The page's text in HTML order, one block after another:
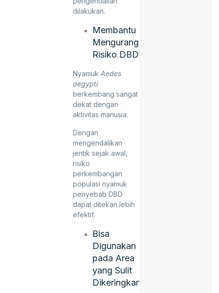
dilakukan.
Membantu
Mengurangi
Risiko DBD
NyamukAedes
aegypti
berkembang sangat
dekat dengan
aktivitas manusia.
Dengan
mengendalikan
jentik sejak awal,
risiko
perkembangan
populasi nyamuk
penyebab DBD
dapat ditekan lebih
efektif.
Bisa
Digunakan
pada Area
yang Sulit
Dikeringkan